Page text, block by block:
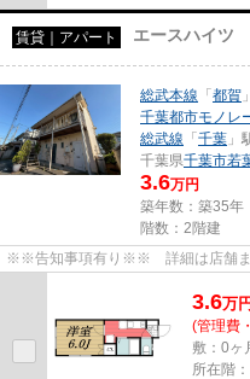
賃貸｜アパート エースハイツ
総武本線 「都賀
千葉都市モノレ
総武線 「千葉 」
千葉県千葉市若
3.6万円
築年数：築35年
階数：2階建
※※告知事項有り※※ 詳細は店舗ま
3.6万
(管理費
敷：0ヶ
所在階